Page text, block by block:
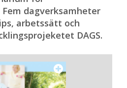
dagverksamheter
arbetssätt och
DAGS.